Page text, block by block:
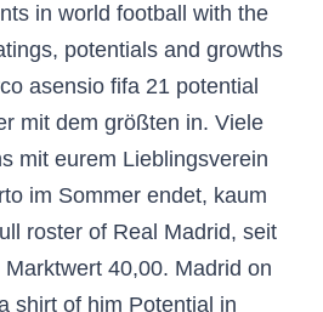
in world football with the
potentials and growths
asensio fifa 21 potential
mit dem größten in. Viele
mit eurem Lieblingsverein
im Sommer endet, kaum
roster of Real Madrid, seit
40,00. Madrid on
shirt of him Potential in